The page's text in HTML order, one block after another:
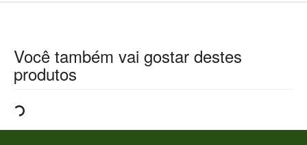
Você também vai gostar destes
produtos